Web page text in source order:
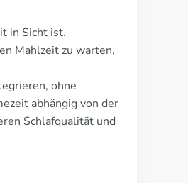
in Sicht ist.
Mahlzeit zu warten,
ohne
abhängig von der
Schlafqualität und